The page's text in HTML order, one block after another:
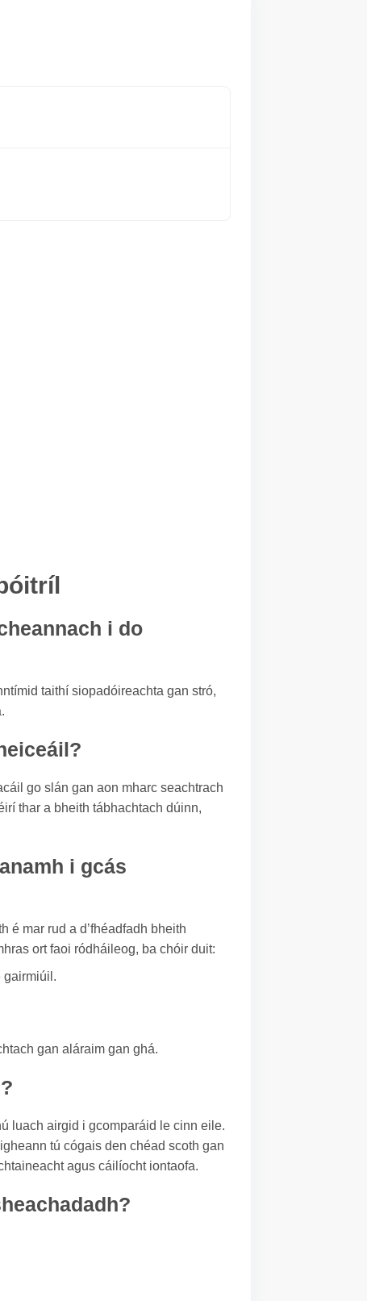
i do
taithí siopadóireachta gan stró,
go slán gan aon mharc seachtrach
thar a bheith tábhachtach dúinn,
i gcás
é mar rud a d’fhéadfadh bheith
ort faoi ródháileog, ba chóir duit:
gairmiúil.
gan aláraim gan ghá.
luach airgid i gcomparáid le cinn eile.
tú cógais den chéad scoth gan
agus cáilíocht iontaofa.